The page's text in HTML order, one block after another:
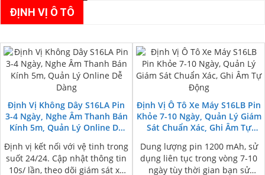
ĐỊNH VỊ Ô TÔ
Định Vị Không Dây S16LA Pin
3-4 Ngày, Nghe Âm Thanh Bán
Kính 5m, Quản Lý Online Dễ
Định vị kết nối với vệ tinh trong
suốt 24/24. Cập nhật thông tin
10s/ lần, theo dõi giám sát xe
Định Vị Ô Tô Xe Máy S16LB Pin
Khỏe 7-10 Ngày, Quản Lý Giám
Sát Chuẩn Xác, Ghi Âm Tự
Dung lượng pin 1200 mAh, sử
dụng liên tục trong vòng 7-10
ngày tùy thời gian bạn sử